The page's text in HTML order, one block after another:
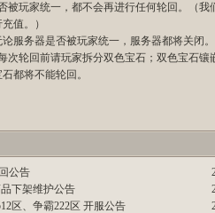
被玩家统一，都不会再进行任何轮回。（我
值。）
服务器是否被玩家统一，服务器都将关闭。
次轮回前请玩家拆分双色宝石；双色宝石镶
都将不能轮回。
公告
下架维护公告
区、争霸222区 开服公告